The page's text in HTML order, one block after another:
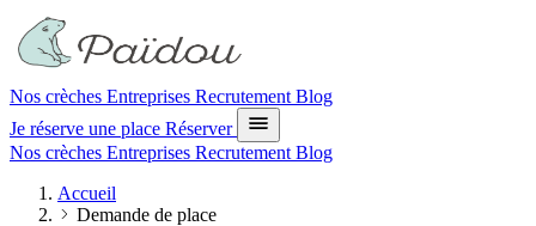
Nos crèches Entreprises Recrutement Blog
Je réserve une place Réserver
Nos crèches Entreprises Recrutement Blog
Accueil
Demande de place